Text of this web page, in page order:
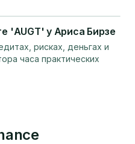
'AUGT' у Ариса Бирзе
рисках, деньгах и
часа практических